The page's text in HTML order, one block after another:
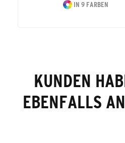
IN 9 FARBEN
KUNDEN
EBENFALLS